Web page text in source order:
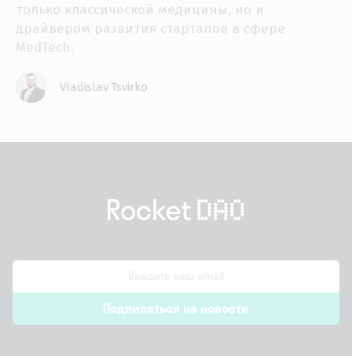
только классической медицины, но и
драйвером развития стартапов в сфере
MedTech.
Vladislav Tsvirko
*
Подписаться на новости